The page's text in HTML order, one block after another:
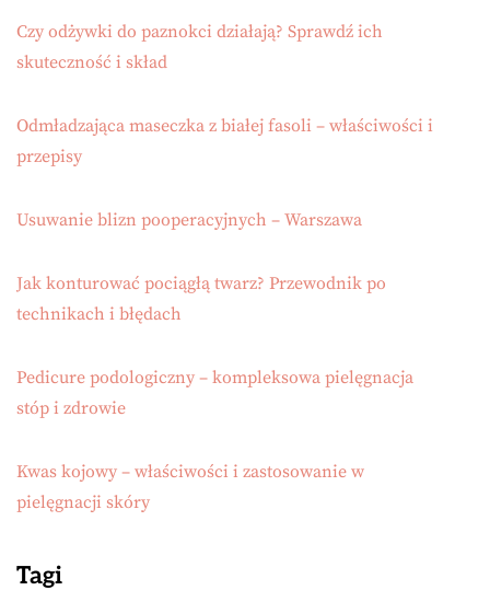
Czy odżywki do paznokci działają? Sprawdź ich
skuteczność i skład
Odmładzająca maseczka z białej fasoli – właściwości i
przepisy
Usuwanie blizn pooperacyjnych – Warszawa
Jak konturować pociągłą twarz? Przewodnik po
technikach i błędach
Pedicure podologiczny – kompleksowa pielęgnacja
stóp i zdrowie
Kwas kojowy – właściwości i zastosowanie w
pielęgnacji skóry
Tagi